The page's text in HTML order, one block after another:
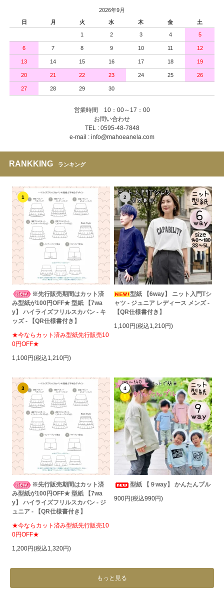
2026年9月
日
月 火 水 木 金 土
1 2 3 4 5
6 7 8 9 10 11 12
13 14 15 16 17 18 19
20 21 22 23 24 25 26
27 28 29 30
営業時間 10：00～17：00
お問い合わせ
TEL : 0595-48-7848
e-mail : info@mahoeanela.com
RANKKING ランキング
1
※先行販売期間はカット済
み型紙が100円OFF★ 型紙 【7wa
y】 ハイライズフリルスカパン - キ
ッズ - 【QR仕様書付き】
★今ならカット済み型紙先行販売10
0円OFF★
1,100円(税込1,210円)
2
型紙 【6way】 ニット入門Tシ
ャツ - ジュニア レディース メンズ -
【QR仕様書付き】
1,100円(税込1,210円)
3
※先行販売期間はカット済
み型紙が100円OFF★ 型紙 【7wa
y】 ハイライズフリルスカパン - ジ
ュニア - 【QR仕様書付き】
★今ならカット済み型紙先行販売10
0円OFF★
1,200円(税込1,320円)
4
型紙 【９way】 かんたんプル
900円(税込990円)
もっと見る